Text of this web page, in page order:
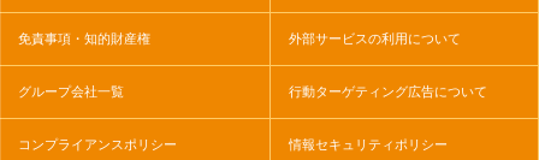
免責事項・知的財産権 外部サービスの利用について
グループ会社一覧 行動ターゲティング広告について
コンプライアンスポリシー 情報セキュリティポリシー